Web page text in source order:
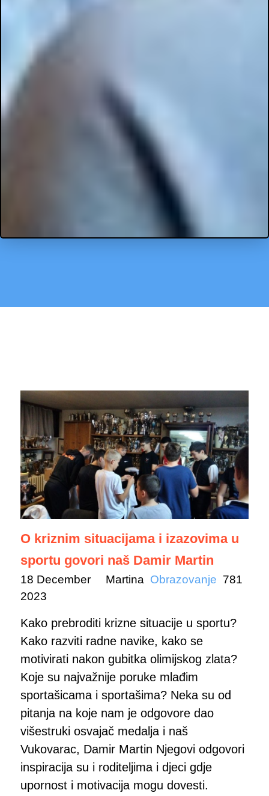
O kriznim situacijama i izazovima u
sportu govori naš Damir Martin
18 December
2023
Martina Obrazovanje 781
Kako prebroditi krizne situacije u sportu?
Kako razviti radne navike, kako se
motivirati nakon gubitka olimijskog zlata?
Koje su najvažnije poruke mlađim
sportašicama i sportašima? Neka su od
pitanja na koje nam je odgovore dao
višestruki osvajač medalja i naš
Vukovarac, Damir Martin Njegovi odgovori
inspiracija su i roditeljima i djeci gdje
upornost i motivacija mogu dovesti.